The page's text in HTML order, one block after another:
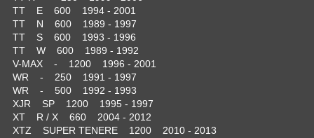
TT E 600 1994 - 2001
TT N 600 1989 - 1997
TT S 600 1993 - 1996
TT W 600 1989 - 1992
V-MAX - 1200 1996 - 2001
WR - 250 1991 - 1997
WR - 500 1992 - 1993
XJR SP 1200 1995 - 1997
XT R / X 660 2004 - 2012
XTZ SUPER TENERE 1200 2010 - 2013